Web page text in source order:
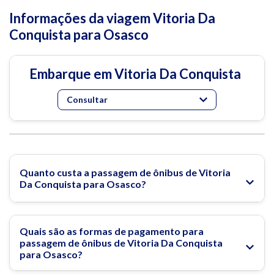
Informações da viagem Vitoria Da
Conquista para Osasco
Embarque em Vitoria Da Conquista
Consultar
Quanto custa a passagem de ônibus de Vitoria
Da Conquista para Osasco?
Quais são as formas de pagamento para
passagem de ônibus de Vitoria Da Conquista
para Osasco?